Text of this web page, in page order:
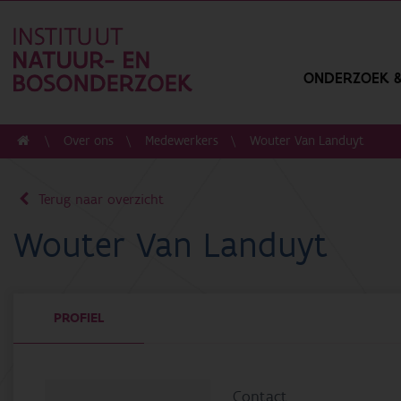
ONDERZOEK
Over ons Medewerkers Wouter Van Landuyt
Terug naar overzicht
Wouter Van Landuyt
PROFIEL